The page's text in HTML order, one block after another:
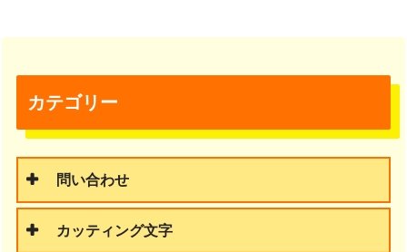
カテゴリー
問い合わせ
カッティング文字